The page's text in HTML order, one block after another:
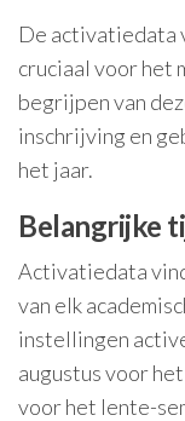
De activatiedata
cruciaal voor het
begrijpen van
inschrijving en
het jaar.
Belangrijke
Activatiedata
van elk
instellingen
augustus voor
voor het lente-